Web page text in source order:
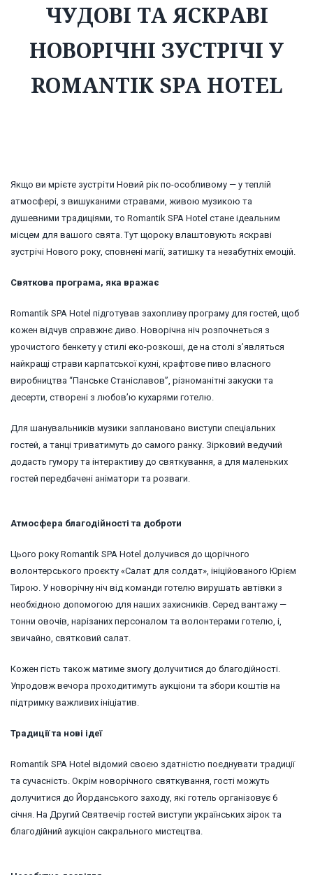
ЧУДОВІ ТА ЯСКРАВІ
НОВОРІЧНІ ЗУСТРІЧІ У
ROMANTIK SPA HOTEL
Якщо ви мрієте зустріти Новий рік по-особливому — у теплій
атмосфері, з вишуканими стравами, живою музикою та
душевними традиціями, то Romantik SPA Hotel стане ідеальним
місцем для вашого свята. Тут щороку влаштовують яскраві
зустрічі Нового року, сповнені магії, затишку та незабутніх емоцій.
Святкова програма, яка вражає
Romantik SPA Hotel підготував захопливу програму для гостей, щоб
кожен відчув справжнє диво. Новорічна ніч розпочнеться з
урочистого бенкету у стилі еко-розкоші, де на столі з’являться
найкращі страви карпатської кухні, крафтове пиво власного
виробництва “Панське Станіславов”, різноманітні закуски та
десерти, створені з любов’ю кухарями готелю.
Для шанувальників музики заплановано виступи спеціальних
гостей, а танці триватимуть до самого ранку. Зірковий ведучий
додасть гумору та інтерактиву до святкування, а для маленьких
гостей передбачені аніматори та розваги.
Атмосфера благодійності та доброти
Цього року Romantik SPA Hotel долучився до щорічного
волонтерського проєкту «Салат для солдат», ініційованого Юрієм
Тирою. У новорічну ніч від команди готелю вирушать автівки з
необхідною допомогою для наших захисників. Серед вантажу —
тонни овочів, нарізаних персоналом та волонтерами готелю, і,
звичайно, святковий салат.
Кожен гість також матиме змогу долучитися до благодійності.
Упродовж вечора проходитимуть аукціони та збори коштів на
підтримку важливих ініціатив.
Традиції та нові ідеї
Romantik SPA Hotel відомий своєю здатністю поєднувати традиції
та сучасність. Окрім новорічного святкування, гості можуть
долучитися до Йорданського заходу, які готель організовує 6
січня. На Другий Святвечір гостей виступи українських зірок та
благодійний аукціон сакрального мистецтва.